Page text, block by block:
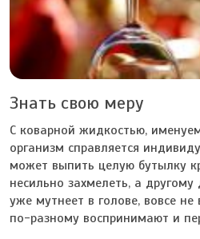
Знать свою меру
С коварной жидкостью,
организм справляется
может выпить целую бутылку
несильно захмелеть, а
уже мутнеет в голове, вовсе
по-разному воспринимают и